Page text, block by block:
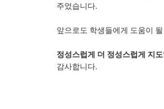
주었습니다.
앞으로도 학생들에게 도움이
정성스럽게 더 정성스럽게 지
감사합니다.